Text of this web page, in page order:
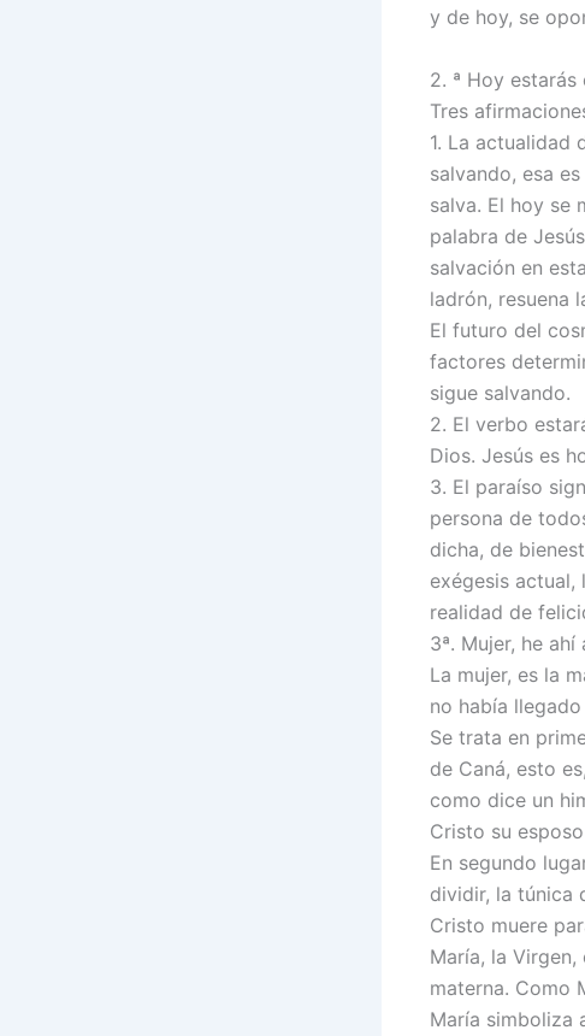
y de hoy, se
2. ª Hoy
Tres
1. La actualidad
salvando, esa
salva. El hoy se
palabra de
salvación en
ladrón, resuena
El futuro del
factores
sigue salvando.
2. El verbo
Dios. Jesús es
3. El paraíso
persona de
dicha, de
exégesis actual,
realidad de
3ª. Mujer, he
La mujer, es la
no había
Se trata en
de Caná, esto
como dice un
Cristo su
En segundo
dividir, la túnica
Cristo muere
María, la
materna. Como
María simboliza